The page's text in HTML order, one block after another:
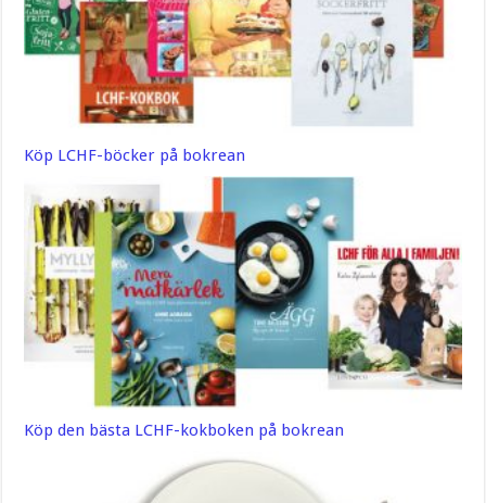
Köp LCHF-böcker på bokrean
Köp den bästa LCHF-kokboken på bokrean